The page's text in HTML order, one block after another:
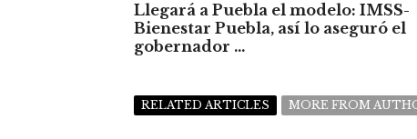
Llegará a Puebla el modelo: IMSS-
Bienestar Puebla, así lo aseguró el
gobernador ...
RELATED ARTICLES MORE FROM